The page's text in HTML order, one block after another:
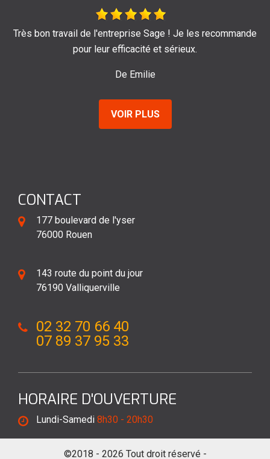
Je recommande au top !!
VOIR PLUS
CONTACT
177 boulevard de l'yser
76000 Rouen
143 route du point du jour
76190 Valliquerville
02 32 70 66 40
07 89 37 95 33
HORAIRE D'OUVERTURE
Lundi-Samedi 8h30 - 20h30
©2018 - 2026 Tout droit réservé -